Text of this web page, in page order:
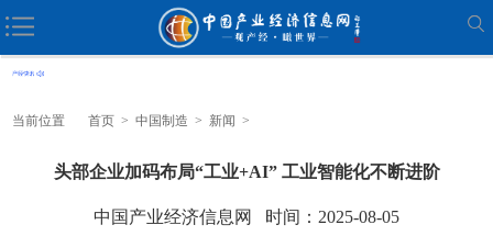
当前位置 首页 > 中国制造 > 新闻 >
头部企业加码布局“工业+AI” 工业智能化不断进阶
中国产业经济信息网 时间：2025-08-05